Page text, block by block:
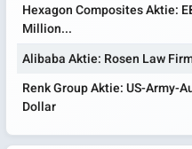
Hexagon Composites Aktie:
Million...
Alibaba Aktie: Rosen Law
Renk Group Aktie: US-Army-
Dollar